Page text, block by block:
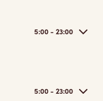
5:00 - 23:00
5:00 - 23:00